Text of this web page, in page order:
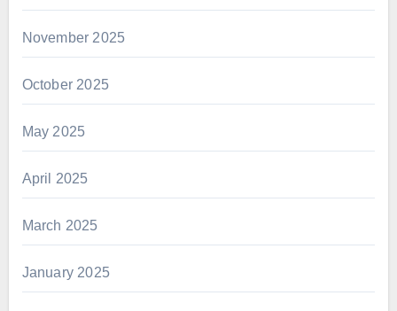
November 2025
October 2025
May 2025
April 2025
March 2025
January 2025